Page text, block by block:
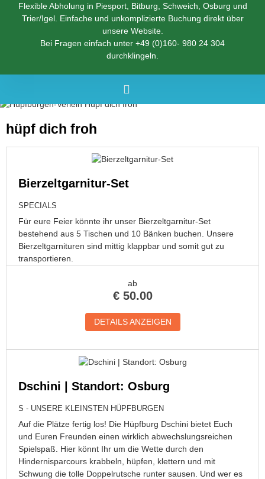
Flexible Abholung in Piesport, Bitburg, Schweich, Osburg und
Trier/Igel. Einfache und unkomplizierte Buchung direkt über
unsere Website.
Bei Fragen einfach unter +49 (0)160- 980 24 304
durchklingeln.
hüpf dich froh
Bierzeltgarnitur-Set
SPECIALS
Für eure Feier könnte ihr unser Bierzeltgarnitur-Set
bestehend aus 5 Tischen und 10 Bänken buchen. Unsere
Bierzeltgarnituren sind mittig klappbar und somit gut zu
transportieren.
ab
€ 50.00
DETAILS ANZEIGEN
Dschini | Standort: Osburg
S - UNSERE KLEINSTEN HÜPFBURGEN
Auf die Plätze fertig los! Die Hüpfburg Dschini bietet Euch
und Euren Freunden einen wirklich abwechslungsreichen
Spielspaß. Hier könnt Ihr um die Wette durch den
Hindernisparcours krabbeln, hüpfen, klettern und mit
Schwung die tolle Doppelrutsche runter sausen. Und wer es